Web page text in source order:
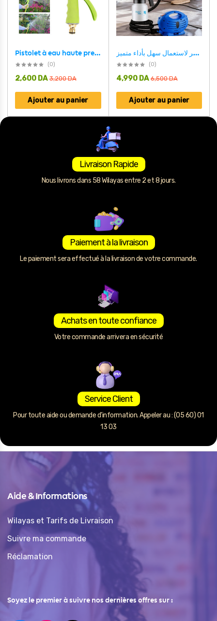
Pistolet à eau haute pression en alliage d’aluminium v2
(0)
3,200DA
2,600 DA
Ajouter au panier
مسدس الطلاء الكهربائي المبتكر لاستعمال سهل بأداء متميز PAINT ZOOM Pistolet A Peinture Electrique A Usage Facile 800ml 600W
(0)
6,500DA
4,990 DA
Ajouter au panier
Livraison Rapide
Nous livrons dans 58 Wilayas entre 2 et 8 jours.
Paiement à la livraison
Le paiement sera effectué à la livraison de votre commande.
Achats en toute confiance
Votre commande arrivera en sécurité
Service Client
Pour toute aide ou demande d’information. Appeler au : (05 60) 01
13 03
Aide & Informations
Wilayas et Tarifs de Livraison
Suivre ma commande
Réclamation
Soyez le premier à suivre nos dernières offres sur :